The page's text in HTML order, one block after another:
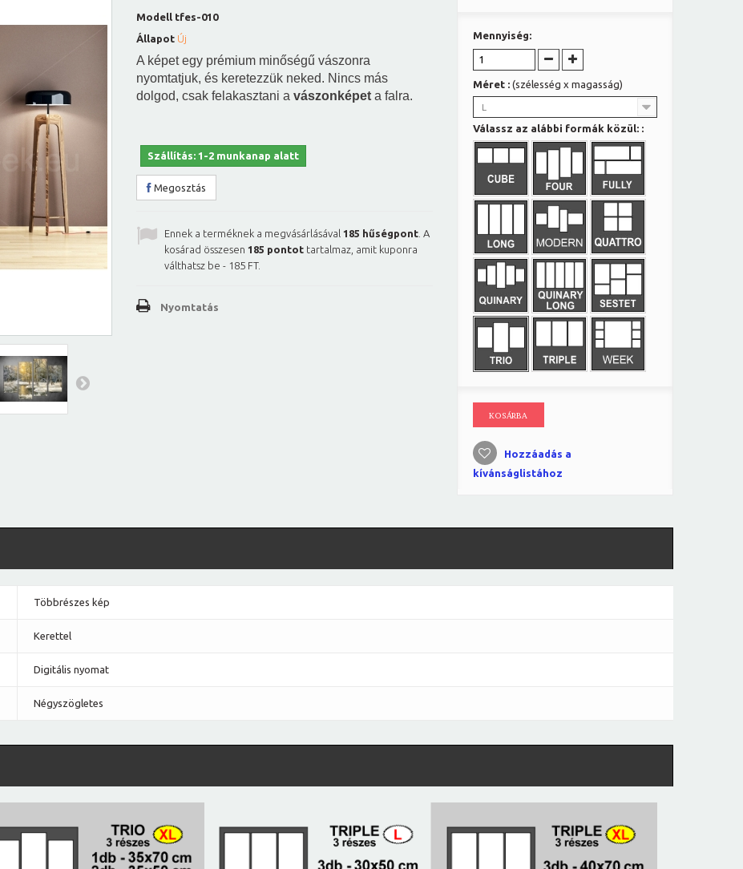
Modell tfes-010
Állapot Új
A képet egy prémium minőségű vászonra
nyomtatjuk, és keretezzük neked. Nincs más
dolgod, csak felakasztani a vászonképet a falra.
Szállítás: 1-2 munkanap alatt
Megosztás
Ennek a terméknek a megvásárlásával 185 hűségpont . A
kosárad összesen 185 pontot tartalmaz, amit kuponra
válthatsz be - 185 FT.
Nyomtatás
Mennyiség:
Méret : (szélesség x magasság)
L
Válassz az alábbi formák közül: :
KOSÁRBA
Hozzáadás a
kívánságlistához
Többrészes kép
Kerettel
Digitális nyomat
Négyszögletes